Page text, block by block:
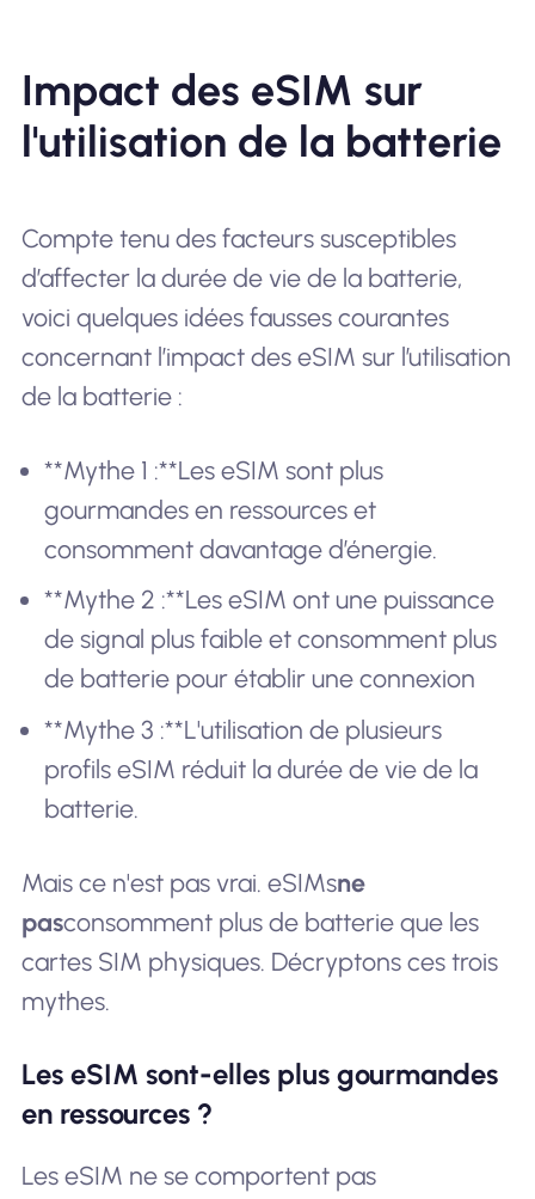
Impact des eSIM sur
l'utilisation de la batterie
Compte tenu des facteurs susceptibles
d’affecter la durée de vie de la batterie,
voici quelques idées fausses courantes
concernant l’impact des eSIM sur l’utilisation
de la batterie :
**Mythe 1 :**Les eSIM sont plus
gourmandes en ressources et
consomment davantage d’énergie.
**Mythe 2 :**Les eSIM ont une puissance
de signal plus faible et consomment plus
de batterie pour établir une connexion
**Mythe 3 :**L'utilisation de plusieurs
profils eSIM réduit la durée de vie de la
batterie.
Mais ce n'est pas vrai. eSIMsne
pasconsomment plus de batterie que les
cartes SIM physiques. Décryptons ces trois
mythes.
Les eSIM sont-elles plus gourmandes
en ressources ?
Les eSIM ne se comportent pas